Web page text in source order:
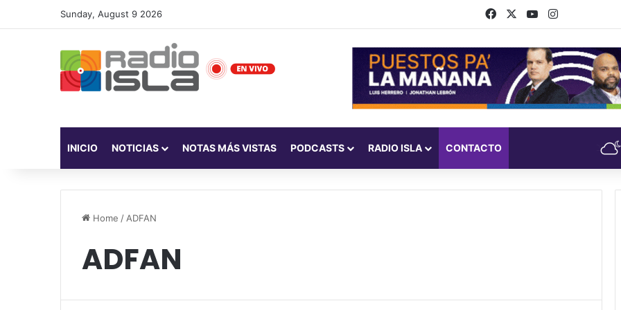
Sunday, August 9 2026 FacebookYouTubeInstagram
INICIO NOTICIAS NOTAS MÁS VISTAS PODCASTS RADIO ISLA CONTACTO
Home / ADFAN
ADFAN